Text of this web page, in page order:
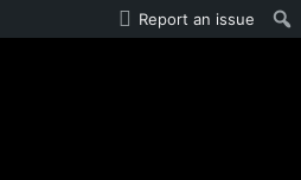
Report an issue